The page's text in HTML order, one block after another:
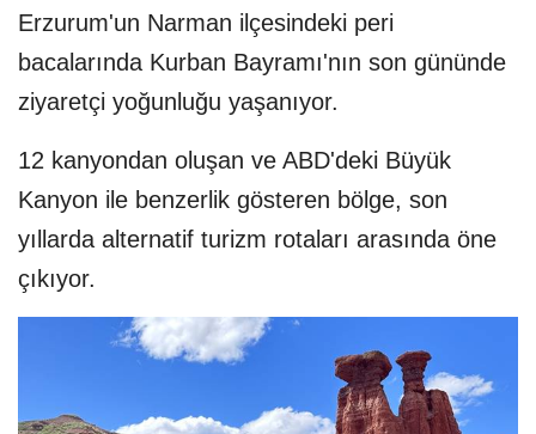
Erzurum'un Narman ilçesindeki peri
bacalarında Kurban Bayramı'nın son gününde
ziyaretçi yoğunluğu yaşanıyor.
12 kanyondan oluşan ve ABD'deki Büyük
Kanyon ile benzerlik gösteren bölge, son
yıllarda alternatif turizm rotaları arasında öne
çıkıyor.